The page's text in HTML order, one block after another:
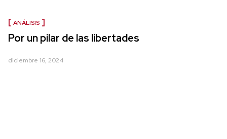
ANÁLISIS
Por un pilar de las libertades
diciembre 16, 2024